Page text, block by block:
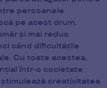
persoanele
pe acest drum.
și mai redus
când dificultățile
Cu toate acestea,
într-o societate
creativitatea